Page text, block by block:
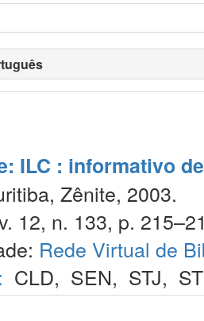
ILC : informativo
Zênite, 2003.
12, n. 133, p.
Rede Virtual de
CLD, SEN, STJ,